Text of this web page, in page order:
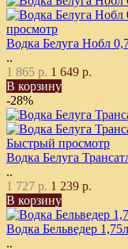
просмотр
Водка Белуга Нобл
..
1 865 р. 1 649 р.
В корзину
-28%
Быстрый просмотр
Водка Белуга
..
1 727 р. 1 239 р.
В корзину
Водка Бельведер
..